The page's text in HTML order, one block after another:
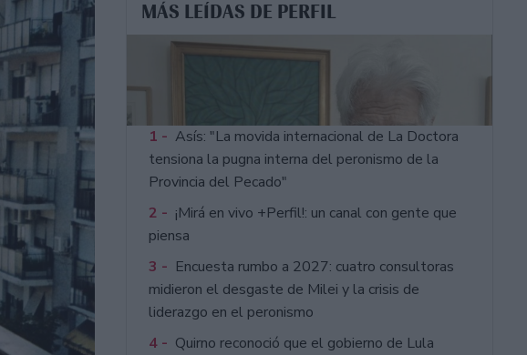
MÁS LEÍDAS DE PERFIL
1 - Asís: "La movida internacional de La Doctora
tensiona la pugna interna del peronismo de la
Provincia del Pecado"
2 - ¡Mirá en vivo +Perfil!: un canal con gente que
piensa
3 - Encuesta rumbo a 2027: cuatro consultoras
midieron el desgaste de Milei y la crisis de
liderazgo en el peronismo
4 - Quirno reconoció que el gobierno de Lula